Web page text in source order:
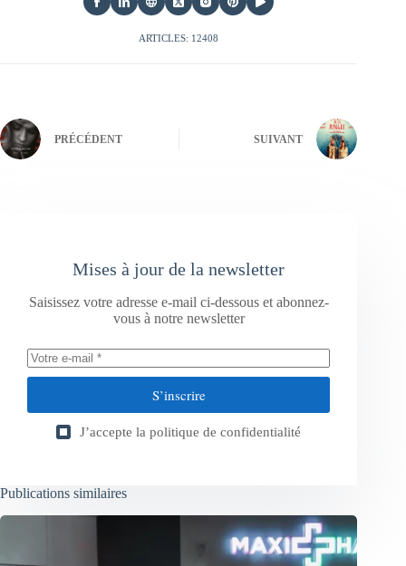
ARTICLES: 12408
PRÉCÉDENT SUIVANT
Mises à jour de la newsletter
Saisissez votre adresse e-mail ci-dessous et abonnez-
vous à notre newsletter
S’inscrire
J’accepte la politique de confidentialité
Publications similaires